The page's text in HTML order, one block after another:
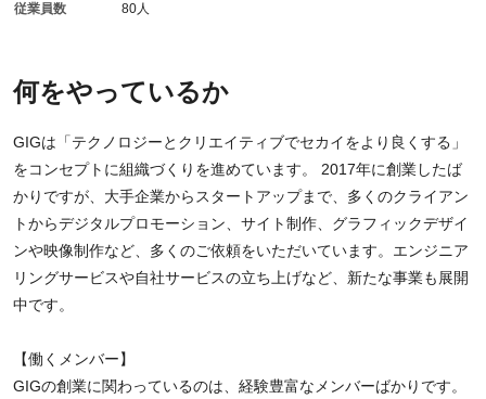
何をやっているか
GIGは「テクノロジーとクリエイティブでセカイをより良くする」
をコンセプトに組織づくりを進めています。 2017年に創業したば
かりですが、大手企業からスタートアップまで、多くのクライアン
トからデジタルプロモーション、サイト制作、グラフィックデザイ
ンや映像制作など、多くのご依頼をいただいています。エンジニア
リングサービスや自社サービスの立ち上げなど、新たな事業も展開
中です。
【働くメンバー】
GIGの創業に関わっているのは、経験豊富なメンバーばかりです。
従業員数 80人